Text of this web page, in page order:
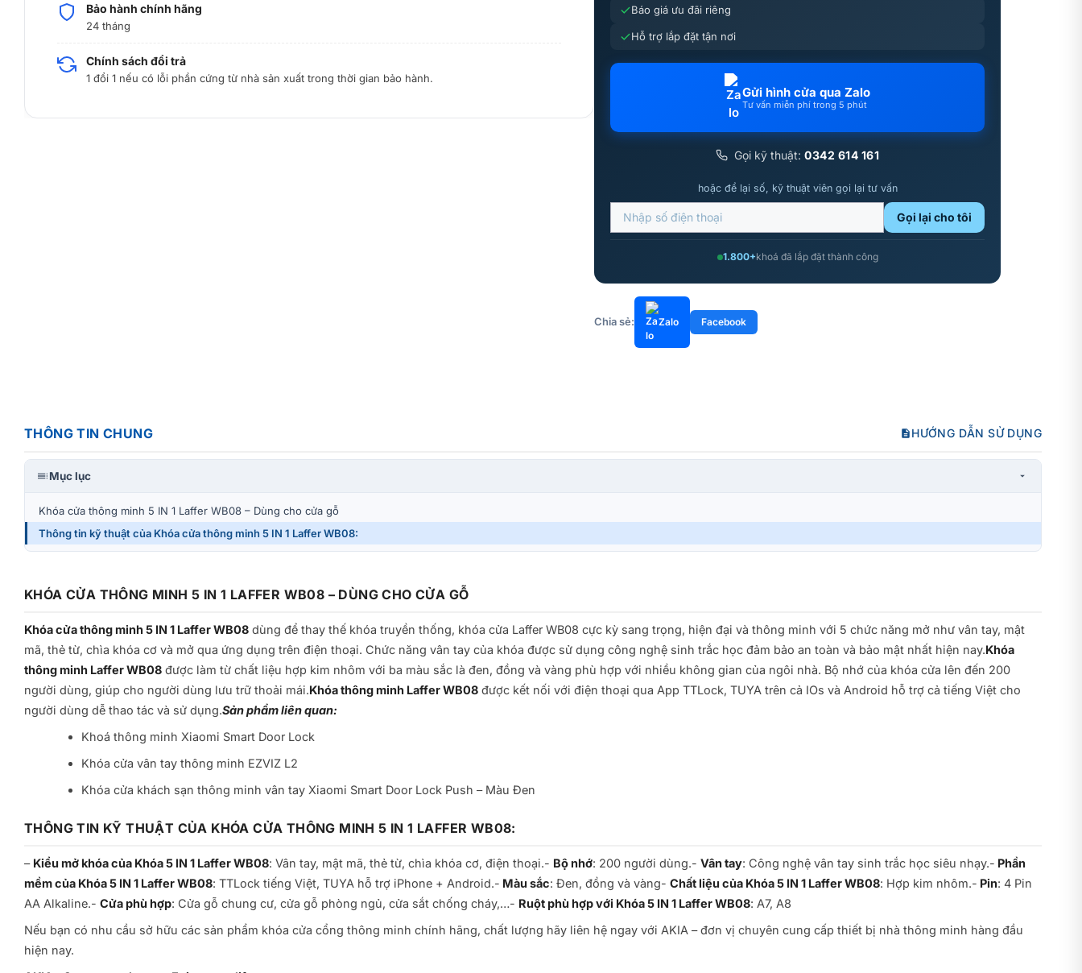
Bảo hành chính hãng
24 tháng
Chính sách đổi trả
1 đổi 1 nếu có lỗi phần cứng từ nhà sản xuất trong thời gian bảo hành.
Báo giá ưu đãi riêng
Hỗ trợ lắp đặt tận nơi
Gửi hình cửa qua Zalo
Tư vấn miễn phí trong 5 phút
Gọi kỹ thuật:0342 614 161
hoặc để lại số, kỹ thuật viên gọi lại tư vấn
Gọi lại cho tôi
1.800+khoá đã lắp đặt thành công
Chia sẻ: Zalo Facebook
THÔNG TIN CHUNG HƯỚNG DẪN SỬ DỤNG
Mục lục
Khóa cửa thông minh 5 IN 1 Laffer WB08 – Dùng cho cửa gỗ
Thông tin kỹ thuật của Khóa cửa thông minh 5 IN 1 Laffer WB08:
KHÓA CỬA THÔNG MINH 5 IN 1 LAFFER WB08 – DÙNG CHO CỬA GỖ
Khóa cửa thông minh 5 IN 1 Laffer WB08 dùng để thay thế khóa truyền thống, khóa cửa Laffer WB08 cực kỳ sang trọng, hiện đại và thông minh với 5 chức năng mở như vân tay, mật
mã, thẻ từ, chìa khóa cơ và mở qua ứng dụng trên điện thoại. Chức năng vân tay của khóa được sử dụng công nghệ sinh trắc học đảm bảo an toàn và bảo mật nhất hiện nay.Khóa
thông minh Laffer WB08 được làm từ chất liệu hợp kim nhôm với ba màu sắc là đen, đồng và vàng phù hợp với nhiều không gian của ngôi nhà. Bộ nhớ của khóa cửa lên đến 200
người dùng, giúp cho người dùng lưu trữ thoải mái.Khóa thông minh Laffer WB08 được kết nối với điện thoại qua App TTLock, TUYA trên cả IOs và Android hỗ trợ cả tiếng Việt cho
người dùng dễ thao tác và sử dụng.Sản phẩm liên quan:
Khoá thông minh Xiaomi Smart Door Lock
Khóa cửa vân tay thông minh EZVIZ L2
Khóa cửa khách sạn thông minh vân tay Xiaomi Smart Door Lock Push – Màu Đen
THÔNG TIN KỸ THUẬT CỦA KHÓA CỬA THÔNG MINH 5 IN 1 LAFFER WB08:
– Kiểu mở khóa của Khóa 5 IN 1 Laffer WB08: Vân tay, mật mã, thẻ từ, chìa khóa cơ, điện thoại.- Bộ nhớ: 200 người dùng.- Vân tay: Công nghệ vân tay sinh trắc học siêu nhạy.- Phần
mềm của Khóa 5 IN 1 Laffer WB08: TTLock tiếng Việt, TUYA hỗ trợ iPhone + Android.- Màu sắc: Đen, đồng và vàng- Chất liệu của Khóa 5 IN 1 Laffer WB08: Hợp kim nhôm.- Pin: 4 Pin
AA Alkaline.- Cửa phù hợp: Cửa gỗ chung cư, cửa gỗ phòng ngủ, cửa sắt chống cháy,…- Ruột phù hợp với Khóa 5 IN 1 Laffer WB08: A7, A8
Nếu bạn có nhu cầu sở hữu các sản phẩm khóa cửa cổng thông minh chính hãng, chất lượng hãy liên hệ ngay với AKIA – đơn vị chuyên cung cấp thiết bị nhà thông minh hàng đầu
hiện nay.